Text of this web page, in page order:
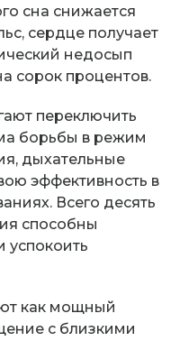
сна снижается
сердце получает
недосып
сорок процентов.
переключить
борьбы в режим
дыхательные
эффективность в
Всего десять
способны
успокоить
как мощный
с близкими